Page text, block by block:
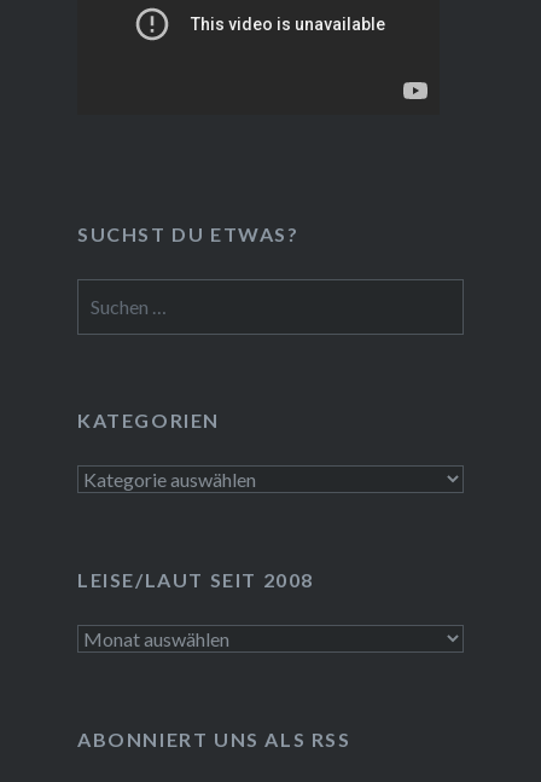
SUCHST DU ETWAS?
nach:
KATEGORIEN
Kategorien
LEISE/LAUT SEIT 2008
LEISE/laut
ABONNIERT UNS ALS RSS